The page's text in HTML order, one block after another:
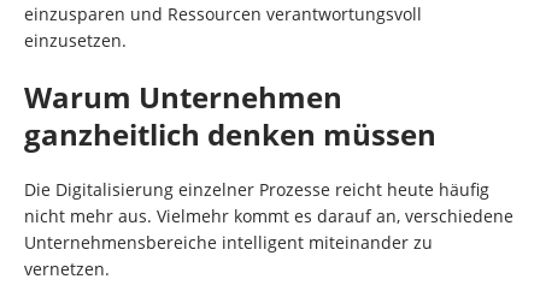
einzusparen und Ressourcen verantwortungsvoll
einzusetzen.
Warum Unternehmen
ganzheitlich denken müssen
Die Digitalisierung einzelner Prozesse reicht heute häufig
nicht mehr aus. Vielmehr kommt es darauf an, verschiedene
Unternehmensbereiche intelligent miteinander zu
vernetzen.